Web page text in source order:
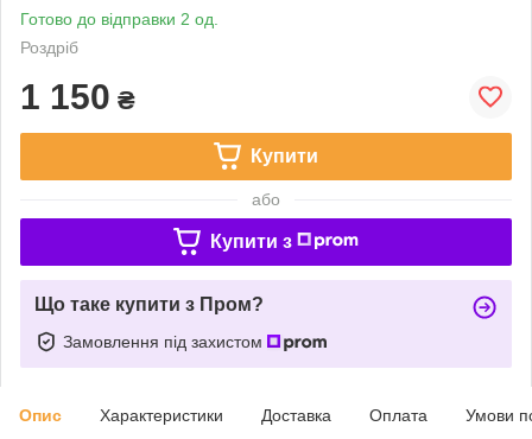
Готово до відправки 2 од.
Роздріб
1 150 ₴
Купити
або
Купити з
Що таке купити з Пром?
Замовлення під захистом
Опис Характеристики Доставка Оплата Умови